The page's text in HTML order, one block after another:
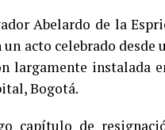
Abelardo de la
un acto celebrado
largamente instalada
Bogotá.
capítulo de